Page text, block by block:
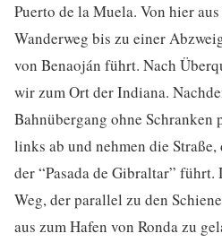
Puerto de la Muela. Von hier
Wanderweg bis zu einer
von Benaoján führt. Nach
wir zum Ort der Indiana.
Bahnübergang ohne Schranken
links ab und nehmen die
der “Pasada de Gibraltar”
Weg, der parallel zu den
aus zum Hafen von Ronda zu